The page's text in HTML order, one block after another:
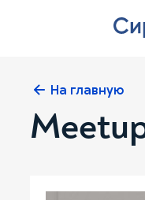
На главную